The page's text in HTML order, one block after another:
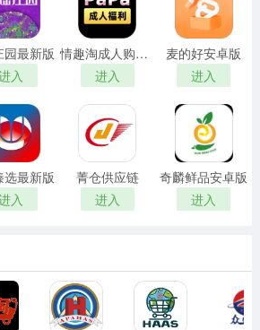
园最新版
入
情趣淘成人购物商城最新版
进入
麦的好安卓版
进入
选最新版
入
菁仓供应链
进入
奇麟鲜品安卓版
进入